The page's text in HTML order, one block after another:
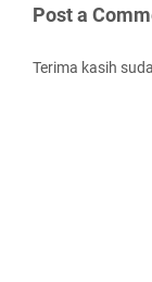
Post a
Terima kasih